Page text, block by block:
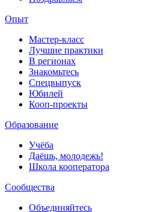
Опыт
Мастер-класс
Лучшие практики
В регионах
Знакомьтесь
Спецвыпуск
Юбилей
Кооп-проекты
Образование
Учёба
Даёшь, молодежь!
Школа кооператора
Сообщества
Объединяйтесь